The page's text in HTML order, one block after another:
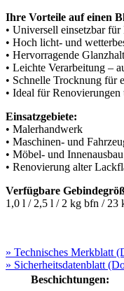
Ihre Vorteile auf einen
• Universell einsetzbar
• Hoch licht- und
• Hervorragende
• Leichte Verarbeitung –
• Schnelle Trocknung für
• Ideal für Renovierungen
Einsatzgebiete:
• Malerhandwerk
• Maschinen- und
• Möbel- und Innenausbau
• Renovierung alter
Verfügbare
1,0 l / 2,5 l / 2 kg bfn / 23
» Technisches Merkblatt
» Sicherheitsdatenblatt
Beschichtungen: